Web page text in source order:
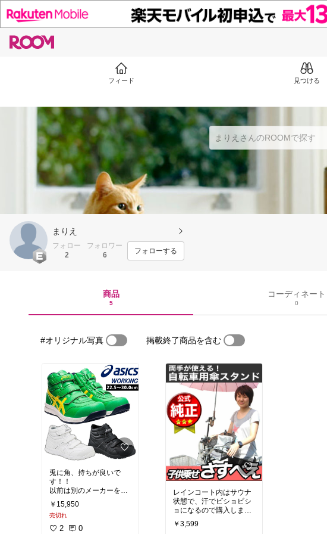
フィード 見つける
まりえ
フォロー
2
フォロワー
6
フォローする
商品
5
コーディネート
0
#オリジナル写真 掲載終了商品を含む
兎に角、持ちが良いで
す！！
以前は別のメーカーを履
いていて、3ヶ月に1回は
買い換えていましたが、
今の所1年以上もってま
す。
￥15,950
売切れ
2 0
レインコート内はサウナ
状態で、汗でビショビシ
ョになるので購入しまし
ですが、強い雨の時はレ
￥3,599